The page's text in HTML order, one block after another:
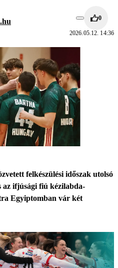
0
2026.05.12. 14:36
felkészülési időszak utolsó
az ifjúsági fiú kézilabda-
Egyiptomban vár két